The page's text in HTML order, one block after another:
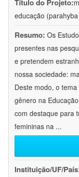
Título do Projeto:
educação
Resumo: Os
presentes nas
e pretendem
nossa sociedade:
Deste modo, o
gênero na
com destaque para
femininas na ...
Instituição/UF/